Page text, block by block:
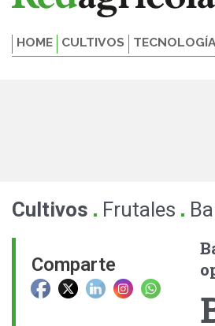
HOME CULTIVOS TECNOLOGÍA
Cultivos . Frutales .
Comparte